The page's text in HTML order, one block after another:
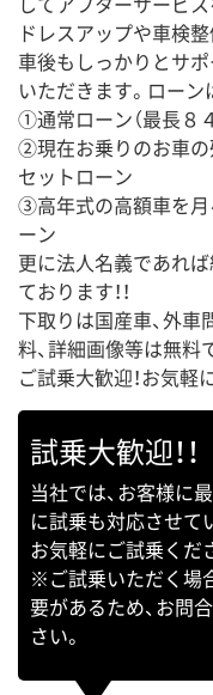
ドレスアップや車検
車後もしっかりとサ
いただきます。ローン
①通常ローン（最長８
②現在お乗りのお車の
セットローン
③高年式の高額車を月
ーン
更に法人名義であれ
ております！！
下取りは国産車、外
料、詳細画像等は無料
ご試乗大歓迎！お気軽
試乗大歓迎！！
当社では、お客様に
に試乗も対応させて
お気軽にご試乗くだ
※ご試乗いただく場
要があるため、お問
さい。